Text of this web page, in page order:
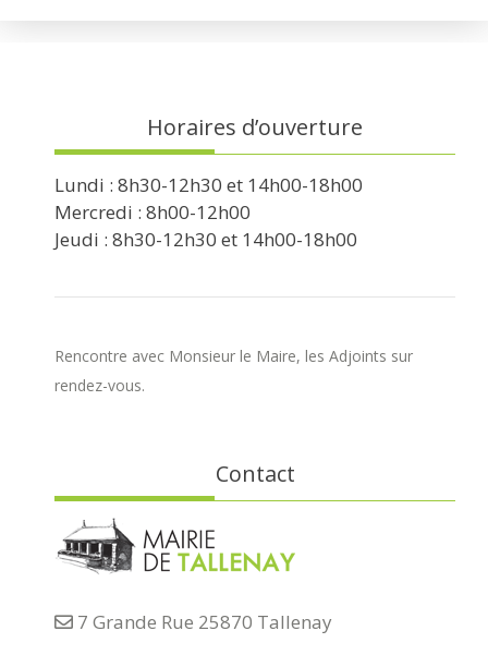
Horaires d’ouverture
Lundi : 8h30-12h30 et 14h00-18h00
Mercredi : 8h00-12h00
Jeudi : 8h30-12h30 et 14h00-18h00
Rencontre avec Monsieur le Maire, les Adjoints sur
rendez-vous.
Contact
7 Grande Rue 25870 Tallenay